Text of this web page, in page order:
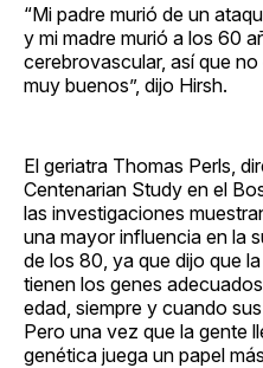
“Mi padre murió de un
y mi madre murió a los 60
cerebrovascular, así que
muy buenos”, dijo Hirsh.
El geriatra Thomas Perls,
Centenarian Study en el
las investigaciones
una mayor influencia en la
de los 80, ya que dijo que
tienen los genes
edad, siempre y cuando
Pero una vez que la gente
genética juega un papel